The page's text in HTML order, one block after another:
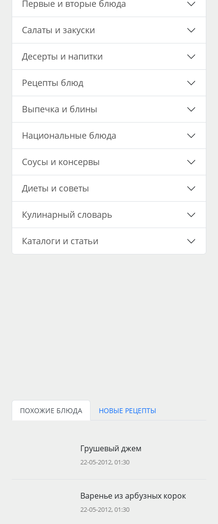
Первые и вторые блюда
Салаты и закуски
Десерты и напитки
Рецепты блюд
Выпечка и блины
Национальные блюда
Соусы и консервы
Диеты и советы
Кулинарный словарь
Каталоги и статьи
ПОХОЖИЕ БЛЮДА НОВЫЕ РЕЦЕПТЫ
Грушевый джем
22-05-2012, 01:30
Варенье из арбузных корок
22-05-2012, 01:30